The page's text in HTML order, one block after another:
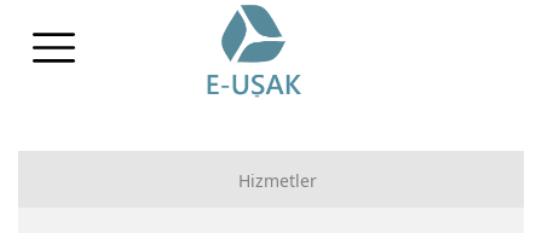
Hizmetler